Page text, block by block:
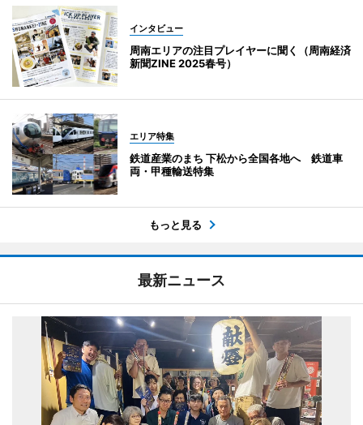
インタビュー
周南エリアの注目プレイヤーに聞く（周南経済
新聞ZINE 2025春号）
エリア特集
鉄道産業のまち 下松から全国各地へ 鉄道車
両・甲種輸送特集
もっと見る
最新ニュース